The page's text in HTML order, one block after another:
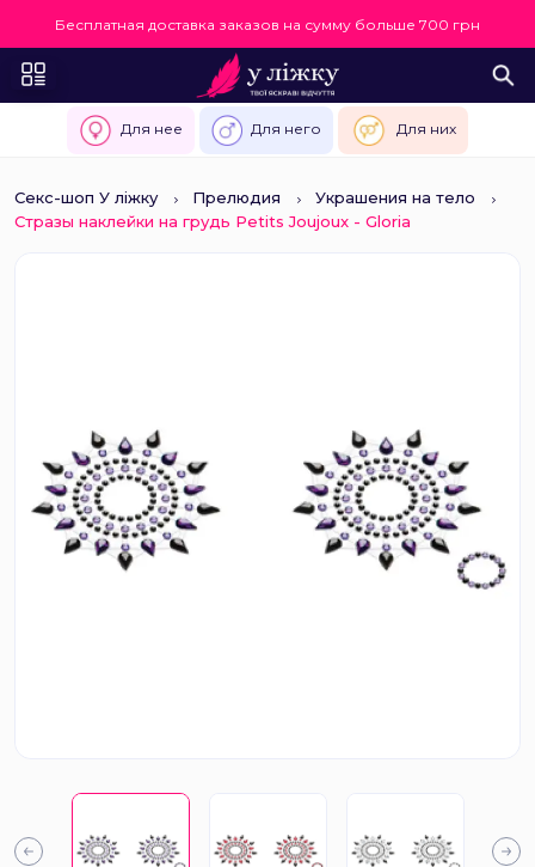
Бесплатная доставка заказов на сумму больше 700 грн
Для нее Для него Для них
Секс-шоп У ліжку Прелюдия
Украшения на тело
Стразы наклейки на грудь Petits Joujoux - Gloria